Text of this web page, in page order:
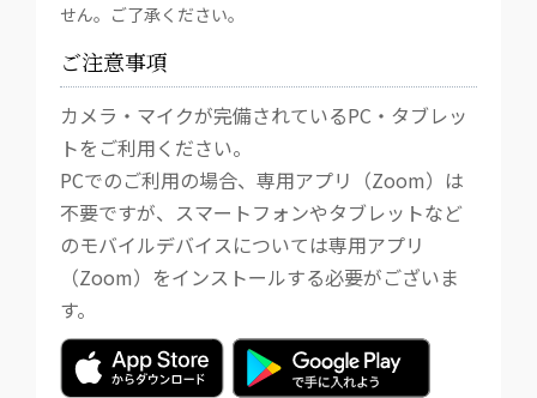
せん。ご了承ください。
ご注意事項
カメラ・マイクが完備されているPC・タブレッ
トをご利用ください。
PCでのご利用の場合、専用アプリ（Zoom）は
不要ですが、スマートフォンやタブレットなど
のモバイルデバイスについては専用アプリ
（Zoom）をインストールする必要がございま
す。